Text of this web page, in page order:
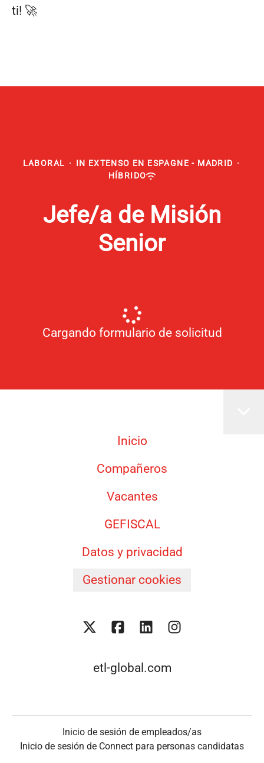
ti! 🚀
LABORAL · IN EXTENSO EN ESPAGNE - MADRID ·
HÍBRIDO
Jefe/a de Misión
Senior
Cargando formulario de solicitud
Inicio
Compañeros
Vacantes
GEFISCAL
Datos y privacidad
Gestionar cookies
etl-global.com
Inicio de sesión de empleados/as
Inicio de sesión de Connect para personas candidatas